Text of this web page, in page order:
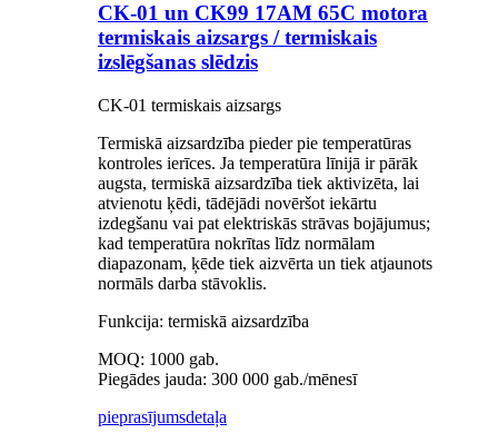
CK-01 un CK99 17AM 65C motora
termiskais aizsargs / termiskais
izslēgšanas slēdzis
CK-01 termiskais aizsargs
Termiskā aizsardzība pieder pie temperatūras
kontroles ierīces. Ja temperatūra līnijā ir pārāk
augsta, termiskā aizsardzība tiek aktivizēta, lai
atvienotu ķēdi, tādējādi novēršot iekārtu
izdegšanu vai pat elektriskās strāvas bojājumus;
kad temperatūra nokrītas līdz normālam
diapazonam, ķēde tiek aizvērta un tiek atjaunots
normāls darba stāvoklis.
Funkcija: termiskā aizsardzība
MOQ: 1000 gab.
Piegādes jauda: 300 000 gab./mēnesī
pieprasījumsdetaļa